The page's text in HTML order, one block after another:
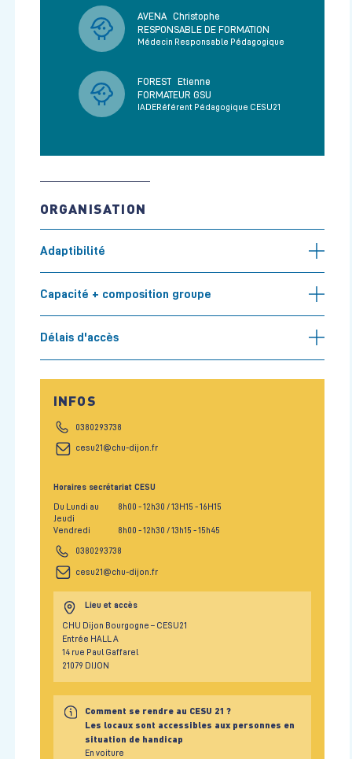
AVENA
Christophe
RESPONSABLE DE FORMATION
Médecin Responsable Pédagogique
FOREST
Etienne
FORMATEUR GSU
IADERéférent Pédagogique CESU21
ORGANISATION
Adaptibilité
Capacité + composition groupe
Délais d'accès
INFOS
0380293738
cesu21@chu-dijon.fr
Horaires secrétariat CESU
Du Lundi au
Jeudi
8h00 - 12h30 / 13H15 - 16H15
Vendredi 8h00 - 12h30 / 13h15 - 15h45
0380293738
cesu21@chu-dijon.fr
Lieu et accès
CHU Dijon Bourgogne – CESU21
Entrée HALL A
14 rue Paul Gaffarel
21079 DIJON
Comment se rendre au CESU 21 ?
Les locaux sont accessibles aux personnes en
situation de handicap
En voiture